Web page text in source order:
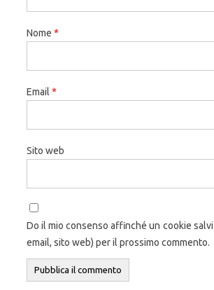
Nome *
Email *
Sito web
Do il mio consenso affinché un cookie salvi
email, sito web) per il prossimo commento.